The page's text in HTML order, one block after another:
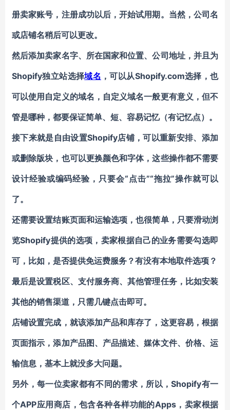
册卖家账号，注册成功以后，开始试用期。当然，公司名
或店铺名稍后可以更改。
然后添加卖家名字、所在国家和位置、公司地址，并且为
Shopify独立站选择域名 ，可以从Shopify.com选择，也
可以使用自定义的域名，自定义域名一般更有意义，但不
管是哪种，都要保证简单、短、容易记忆（有记忆点）。
接下来就是自由设置Shopify店铺，可以重新安排、添加
或删除版块，也可以更换颜色和字体，这些操作都不需要
设计经验或编码经验，只要会“点击”“拖拉”操作就可以
了。
还需要设置结账页面和运输选项，也很简单，只要滑动浏
览Shopify提供的选项，卖家根据自己的业务需要勾选即
可，比如，是否提供免运费服务？有没有本地取件选项？
最后是设置税区、支付服务商、其他管理任务，比如安装
其他的销售渠道，只需几键点击即可。
店铺设置完成，就该添加产品和库存了，这更容易，根据
页面指示，添加产品图、产品描述、媒体文件、价格、运
输信息，基本上就没多大问题。
另外，每一位卖家都有不同的需求，所以，Shopify有一
个APP应用商店，包含各种各样功能的Apps，卖家根据